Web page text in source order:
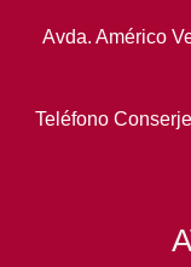
Avda. Américo
Teléfono